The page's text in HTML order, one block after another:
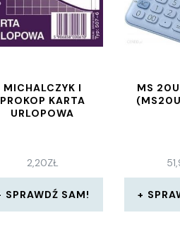
MICHALCZYK I
PROKOP KARTA
URLOPOWA
2,20ZŁ
SPRAWDŹ SAM!
MS